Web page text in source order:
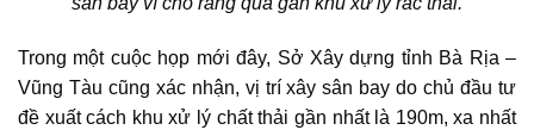
Trong một cuộc họp mới đây, Sở Xây dựng tỉnh Bà Rịa –
Vũng Tàu cũng xác nhận, vị trí xây sân bay do chủ đầu tư
đề xuất cách khu xử lý chất thải gần nhất là 190m, xa nhất